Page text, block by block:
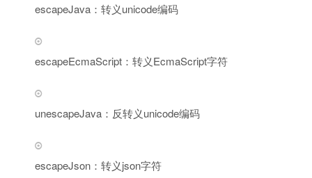
escapeJava：转义unicode编码
escapeEcmaScript：转义EcmaScript字符
unescapeJava：反转义unicode编码
escapeJson：转义json字符